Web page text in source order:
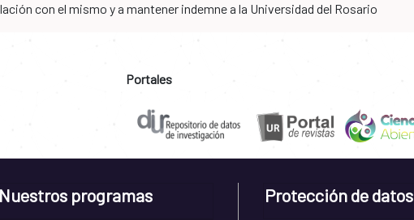
con el mismo y a mantener indemne a la Universidad del Rosario
Portales
Nuestros programas
Protección de datos